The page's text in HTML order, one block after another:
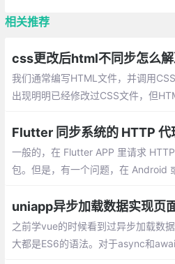
相关推荐
css更改后html不同步怎么解
我们通常编写HTML文件，并调用
出现明明已经修改过CSS文件，但
Flutter 同步系统的 HTTP 代
一般的，在 Flutter APP 里请求
包。但是，有一个问题，在 Android
uniapp异步加载数据实现页
之前学vue的时候看到过异步加载数
大都是ES6的语法。对于async和